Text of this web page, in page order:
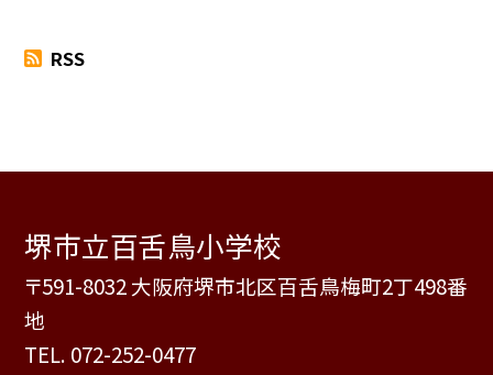
RSS
堺市立百舌鳥小学校
〒591-8032 大阪府堺市北区百舌鳥梅町2丁498番
地
TEL. 072-252-0477